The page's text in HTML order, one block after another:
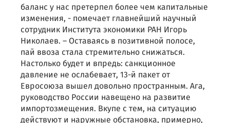
баланс у нас претерпел более чем капитальные
изменения, - помечает главнейший научный
сотрудник Института экономики РАН Игорь
Николаев. – Оставаясь в позитивной полосе,
пай ввоза стала стремительно снижаться.
Настолько будет и впредь: санкционное
давление не ослабевает, 13-й пакет от
Евросоюза вышел довольно пространным. Ага,
руководство России навещено на развитие
импортозмещения. Вкупе с тем, на ситуацию
действуют и наружные обстановка, примерно,